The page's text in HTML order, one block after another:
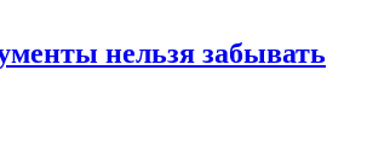
нельзя забывать